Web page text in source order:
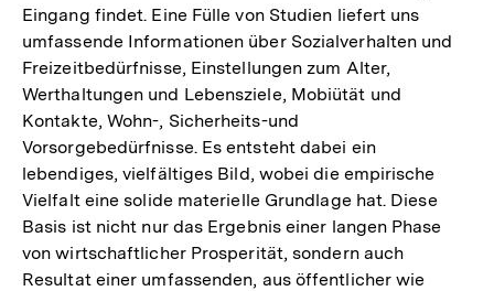
Eingang findet. Eine Fülle von Studien liefert uns
umfassende Informationen über Sozialverhalten und
Freizeitbedürfnisse, Einstellungen zum Alter,
Werthaltungen und Lebensziele, Mobiütät und
Kontakte, Wohn-, Sicherheits-und
Vorsorgebedürfnisse. Es entsteht dabei ein
lebendiges, vielfältiges Bild, wobei die empirische
Vielfalt eine solide materielle Grundlage hat. Diese
Basis ist nicht nur das Ergebnis einer langen Phase
von wirtschaftlicher Prosperität, sondern auch
Resultat einer umfassenden, aus öffentlicher wie